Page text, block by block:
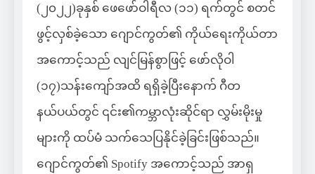
(၂၀၂၂)ခုနှစ် ဖေဖော်ဝါရီလ (၁၁) ရက်တွင် စတင်
ဖွင့်လှစ်ခဲ့သော ဂျောင်ကွတ်၏ ကိုယ်ရေးကိုယ်တာ
အကောင့်သည် လျင်မြန်စွာဖြင့် ဖော်လိုဝါ
(၁၇)သန်းကျော်အထိ ရရှိခဲ့ပြီးနောက် ဂီတ
နယ်ပယ်တွင် ၎င်း၏ကမ္ဘာလုံးဆိုင်ရာ လွှမ်းမိုးမှု
များကို ထပ်မံ သက်သေပြနိုင်ခဲ့ခြင်းဖြစ်သည်။
ဂျောင်ကွတ်၏ Spotify အကောင့်သည် အာရှ